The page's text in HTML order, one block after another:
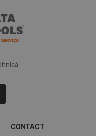
CONTACT